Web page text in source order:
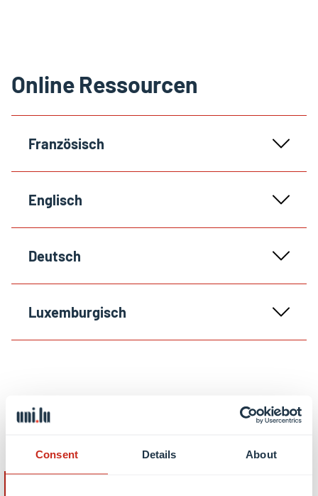
Consent Details About
Online Ressourcen
Französisch
Englisch
Deutsch
Luxemburgisch